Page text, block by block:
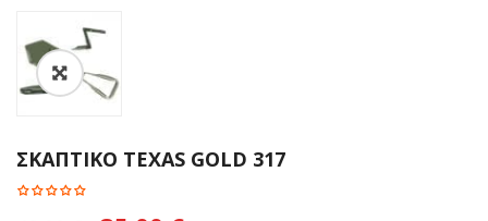
ΣΚΑΠΤΙΚΟ TEXAS GOLD 317